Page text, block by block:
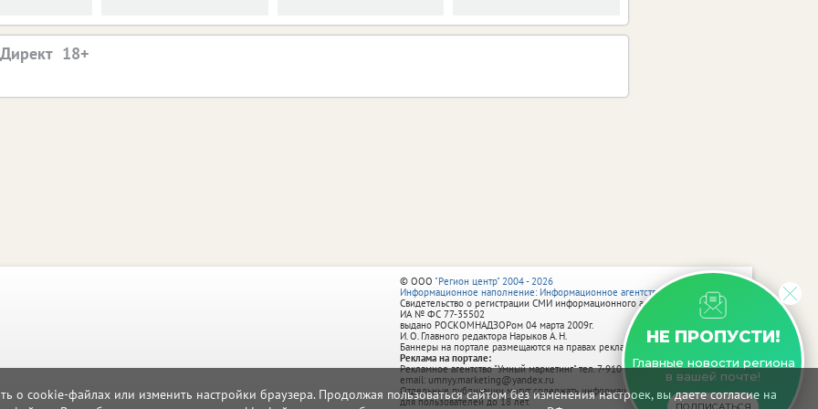
о cookie-файлах или изменить настройки браузера. Продолжая пользоваться сайтом без изменения настроек, вы даете согласие на
НЕ ПРОПУСТИ!
Главные новости региона
в вашей почте!
© ООО "Регион центр" 2004 - 2026
Информационное наполнение: Информационное агентство vRossii.ru
Свидетельство о регистрации СМИ информационного агентства vRossii.ru
ИА № ФС 77‑35502
выдано РОСКОМНАДЗОРом 04 марта 2009г.
И. О. Главного редактора Нарыков А. Н.
Баннеры на портале размещаются на правах рекламы.
Реклама на портале:
Рекламное агентство "Умный маркетинг" тел. 7-910-267-70-40,
email: umnyy.marketing@yandex.ru
Отдельные публикации могут содержать информацию, не предназначенную
для пользователей до 18 лет.